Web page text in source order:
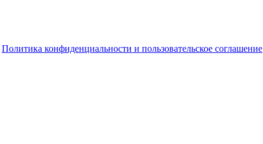
Политика конфиденциальности и пользовательское соглашение